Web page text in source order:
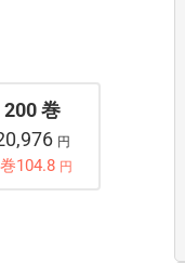
200 巻
円
104.8 円